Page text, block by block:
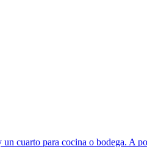
cuarto para cocina o bodega. A